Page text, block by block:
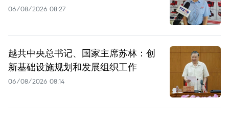
06/08/2026 08:27
越共中央总书记、国家主席苏林：创
新基础设施规划和发展组织工作
06/08/2026 08:14